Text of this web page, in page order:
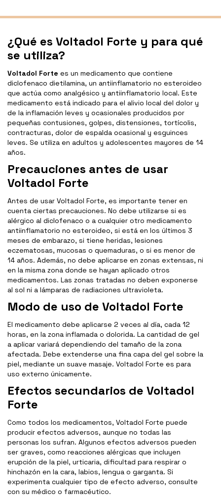
¿Qué es Voltadol Forte y para qué
se utiliza?
Voltadol Forte es un medicamento que contiene
diclofenaco dietilamina, un antiinflamatorio no esteroideo
que actúa como analgésico y antiinflamatorio local. Este
medicamento está indicado para el alivio local del dolor y
de la inflamación leves y ocasionales producidos por
pequeñas contusiones, golpes, distensiones, tortícolis,
contracturas, dolor de espalda ocasional y esguinces
leves. Se utiliza en adultos y adolescentes mayores de 14
años.
Precauciones antes de usar
Voltadol Forte
Antes de usar Voltadol Forte, es importante tener en
cuenta ciertas precauciones. No debe utilizarse si es
alérgico al diclofenaco o a cualquier otro medicamento
antiinflamatorio no esteroideo, si está en los últimos 3
meses de embarazo, si tiene heridas, lesiones
eczematosas, mucosas o quemaduras, o si es menor de
14 años. Además, no debe aplicarse en zonas extensas, ni
en la misma zona donde se hayan aplicado otros
medicamentos. Las zonas tratadas no deben exponerse
al sol ni a lámparas de radiaciones ultravioleta.
Modo de uso de Voltadol Forte
El medicamento debe aplicarse 2 veces al día, cada 12
horas, en la zona inflamada o dolorida. La cantidad de gel
a aplicar variará dependiendo del tamaño de la zona
afectada. Debe extenderse una fina capa del gel sobre la
piel, mediante un suave masaje. Voltadol Forte es para
uso externo únicamente.
Efectos secundarios de Voltadol
Forte
Como todos los medicamentos, Voltadol Forte puede
producir efectos adversos, aunque no todas las
personas los sufran. Algunos efectos adversos pueden
ser graves, como reacciones alérgicas que incluyen
erupción de la piel, urticaria, dificultad para respirar o
hinchazón en la cara, labios, lengua o garganta. Si
experimenta cualquier tipo de efecto adverso, consulte
con su médico o farmacéutico.